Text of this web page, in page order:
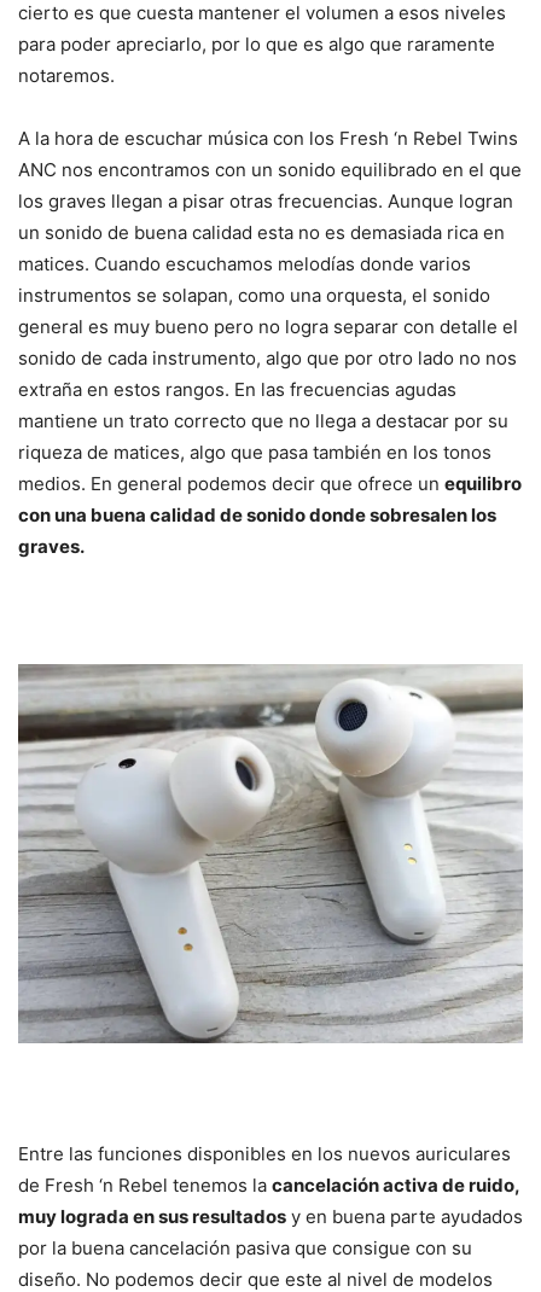
cierto es que cuesta mantener el volumen a esos niveles
para poder apreciarlo, por lo que es algo que raramente
notaremos.
A la hora de escuchar música con los Fresh ‘n Rebel Twins
ANC nos encontramos con un sonido equilibrado en el que
los graves llegan a pisar otras frecuencias. Aunque logran
un sonido de buena calidad esta no es demasiada rica en
matices. Cuando escuchamos melodías donde varios
instrumentos se solapan, como una orquesta, el sonido
general es muy bueno pero no logra separar con detalle el
sonido de cada instrumento, algo que por otro lado no nos
extraña en estos rangos. En las frecuencias agudas
mantiene un trato correcto que no llega a destacar por su
riqueza de matices, algo que pasa también en los tonos
medios. En general podemos decir que ofrece un equilibro
con una buena calidad de sonido donde sobresalen los
graves.
Entre las funciones disponibles en los nuevos auriculares
de Fresh ‘n Rebel tenemos la cancelación activa de ruido,
muy lograda en sus resultados y en buena parte ayudados
por la buena cancelación pasiva que consigue con su
diseño. No podemos decir que este al nivel de modelos